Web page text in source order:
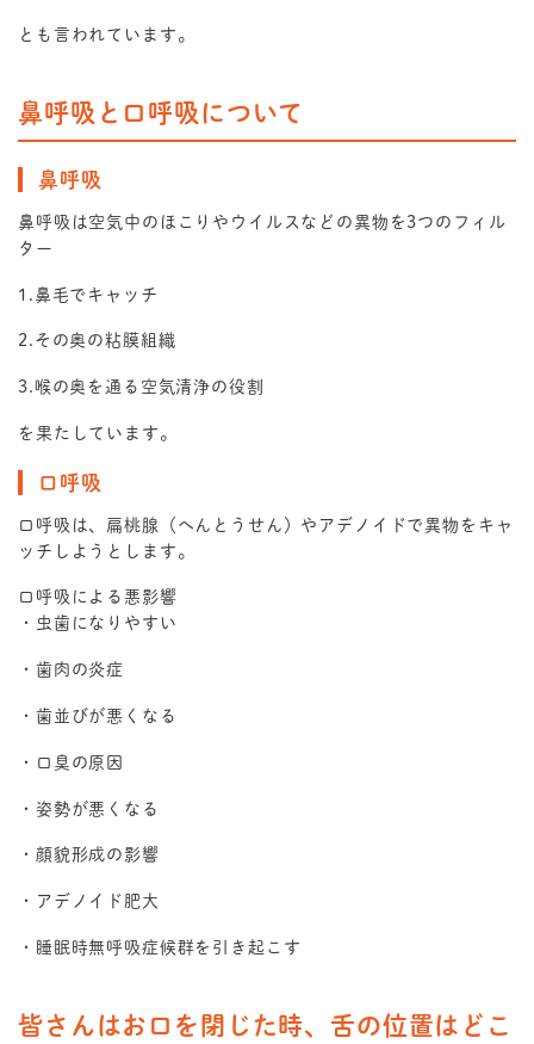
とも言われています。
鼻呼吸と口呼吸について
鼻呼吸
鼻呼吸は空気中のほこりやウイルスなどの異物を3つのフィル
ター
1.鼻毛でキャッチ
2.その奥の粘膜組織
3.喉の奥を通る空気清浄の役割
を果たしています。
口呼吸
口呼吸は、扁桃腺（へんとうせん）やアデノイドで異物をキャ
ッチしようとします。
口呼吸による悪影響
・虫歯になりやすい
・歯肉の炎症
・歯並びが悪くなる
・口臭の原因
・姿勢が悪くなる
・顔貌形成の影響
・アデノイド肥大
・睡眠時無呼吸症候群を引き起こす
皆さんはお口を閉じた時、舌の位置はどこ